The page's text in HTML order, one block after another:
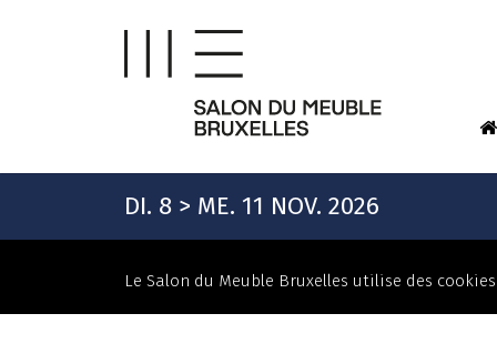
DI. 8 > ME. 11 NOV. 2026
Le Salon du Meuble Bruxelles utilise des